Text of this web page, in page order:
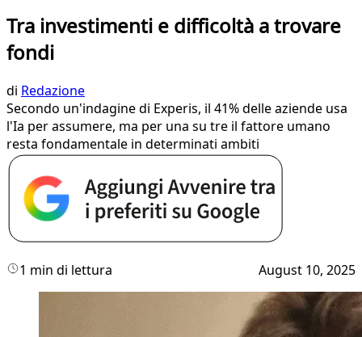
Tra investimenti e difficoltà a trovare
fondi
di Redazione
Secondo un'indagine di Experis, il 41% delle aziende usa
l'Ia per assumere, ma per una su tre il fattore umano
resta fondamentale in determinati ambiti
1 min di lettura August 10, 2025